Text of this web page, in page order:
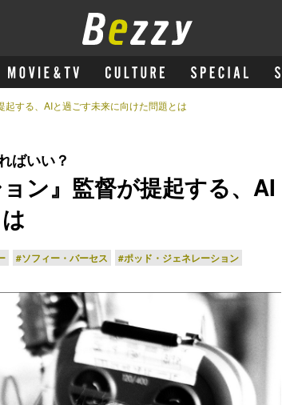
する、AIと過ごす未来に向けた問題とは
ばいい？
ン』監督が提起する、AI
#ソフィー・バーセス #ポッド・ジェネレーション